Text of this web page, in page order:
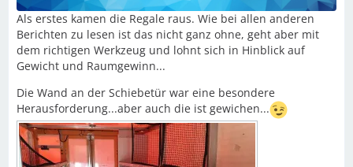
Als erstes kamen die Regale raus. Wie bei allen anderen
Berichten zu lesen ist das nicht ganz ohne, geht aber mit
dem richtigen Werkzeug und lohnt sich in Hinblick auf
Gewicht und Raumgewinn...
Die Wand an der Schiebetür war eine besondere
Herausforderung...aber auch die ist gewichen...